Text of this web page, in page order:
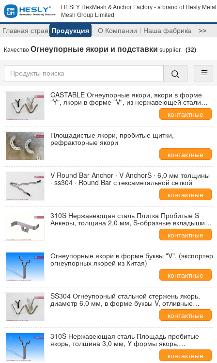
HESLY HexMesh & Anchor Factory - a brand of Hesly Metal
Mesh Group Limited
Главная страницаПродукция О Компании Наша фабрика >>
Качество Огнеупорные якори и подставки supplier. (32)
CASTABLE Огнеупорные якори, якори в форме
"Y", якори в форме "V", из нержавеющей стали
410S, бренд Hesly, Китайская фабрика
контактные
данные
Площадистые якори, пробитые щитки,
рефракторные якори
контактные
данные
V Round Bar Anchor ∙ V AnchorS ∙ 6,0 мм толщины
∙ ss304 ∙ Round Bar с гексаметальной сеткой
контактные
данные
310S Нержавеющая сталь Плитка Пробитые S
Анкеры, толщина 2,0 мм, S-образные вкладыши,
Рефракторная облицовка, HESLY Китайская
контактные
данные
Огнеупорные якори в форме буквы "V", (экспортер
огнеупорных якорей из Китая)
контактные
данные
SS304 Огнеупорный стальной стержень якорь,
диаметр 6,0 мм, в форме буквы V, отливные
огнеупорные кинжалы, Hesly Hexmesh Китайская
контактные
данные
310S Нержавеющая сталь Площадь пробитые
якорь, толщина 3,0 мм, Y формы якорь,
огнеупорная облицовка, HESLY Китайская
контактные